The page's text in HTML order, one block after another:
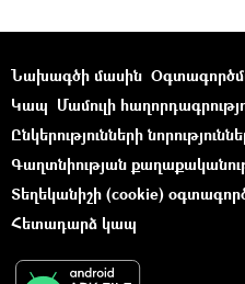
Նախագծի մասին
Կապ Մամուլի
Ընկերությունների
Գաղտնիության
Տեղեկանիշի (cookie)
Հետադարձ կապ